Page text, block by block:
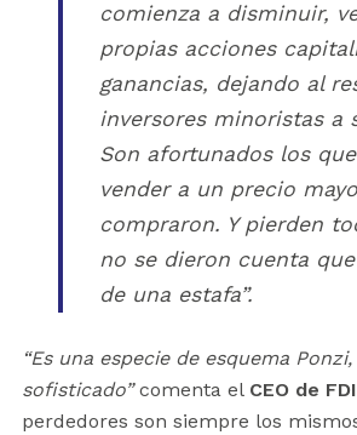
comienza a disminuir,
propias acciones
ganancias, dejando al
inversores minoristas a
Son afortunados los
vender a un precio
compraron. Y pierden
no se dieron cuenta
de una estafa”.
“Es una especie de esquema
sofisticado”comenta el CEO de FDI
perdedores son siempre los